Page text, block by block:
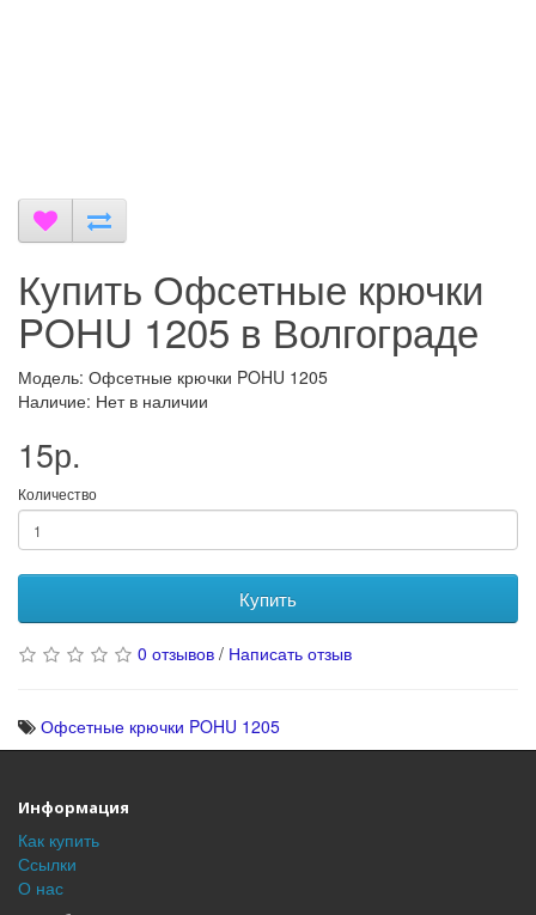
Купить Офсетные крючки
POHU 1205 в Волгограде
Модель: Офсетные крючки POHU 1205
Наличие: Нет в наличии
15р.
Количество
Купить
0 отзывов / Написать отзыв
Офсетные крючки POHU 1205
Информация
Как купить
Ссылки
О нас